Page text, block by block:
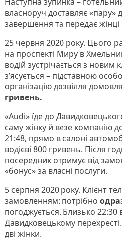
власноруч доставляє «пару»
завершення та передає жінці
25 червня 2020 року. Цього
на проспекті Миру в
водій зустрічається з новим
з’ясується – підставною
організацію дозвілля
гривень.
«Audi» їде до
саму жінку й везе компанію
21:48, прямо в салоні
водієві 800 гривень. Після
посередник отримує від
«бонус» за власні послуги.
5 серпня 2020 року. Клієнт
замовленням: потрібно
погоджується. Близько 22:30
Давидковецькому
дві жінки.